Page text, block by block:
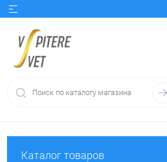
Каталог товаров